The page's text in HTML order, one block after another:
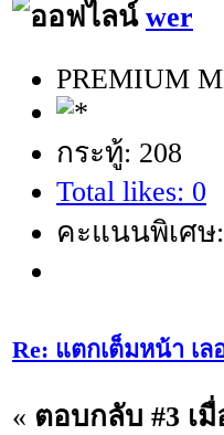
wer
PREMIUM
กระทู้: 208
Total likes: 0
คะแนนพิเศษ:
Re: แตกเต็มหน้า เล
« ตอบกลับ #3 เมื่